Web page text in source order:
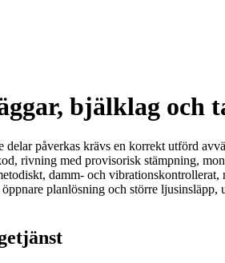
bjälklag och
påverkas krävs en korrekt utförd
rivning med provisorisk stämpning,
damm- och vibrationskontrollerat,
planlösning och större ljusinsläpp,